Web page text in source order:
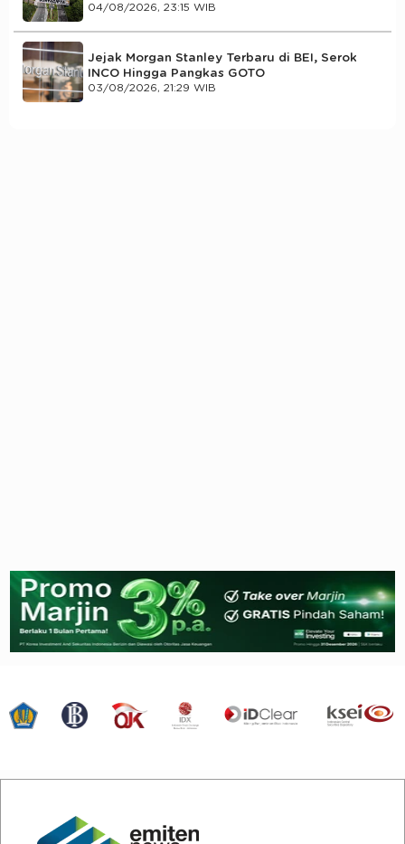
04/08/2026, 23:15 WIB
Jejak Morgan Stanley Terbaru di BEI, Serok
INCO Hingga Pangkas GOTO
03/08/2026, 21:29 WIB